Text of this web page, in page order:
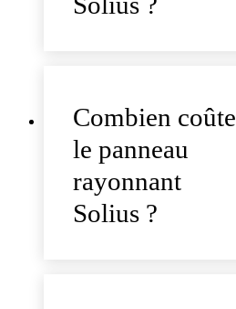
Combien coûte
le panneau
rayonnant
Solius ?